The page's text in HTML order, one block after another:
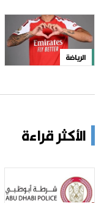
الرياضة
الأكثر قراءة